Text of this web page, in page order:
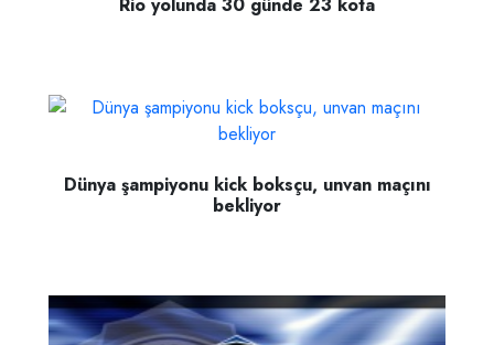
Dünya şampiyonu kick boksçu, unvan maçını
bekliyor